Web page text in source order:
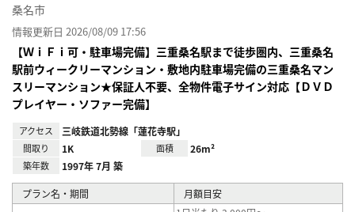
桑名市
情報更新日 2026/08/09 17:56
【ＷｉＦｉ可・駐車場完備】三重桑名駅まで徒歩圏内、三重桑名
駅前ウィークリーマンション・敷地内駐車場完備の三重桑名マン
スリーマンション★保証人不要、全物件電子サイン対応【ＤＶＤ
プレイヤー・ソファー完備】
アクセス 三岐鉄道北勢線「蓮花寺駅」
間取り 1K 面積 26m²
築年数 1997年 7月 築
プラン名・期間
月額目安